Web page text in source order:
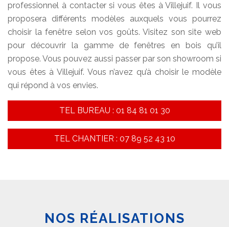
professionnel à contacter si vous êtes à Villejuif. Il vous
proposera différents modèles auxquels vous pourrez
choisir la fenêtre selon vos goûts. Visitez son site web
pour découvrir la gamme de fenêtres en bois qu’il
propose. Vous pouvez aussi passer par son showroom si
vous êtes à Villejuif. Vous n’avez qu’à choisir le modèle
qui répond à vos envies.
TEL BUREAU : 01 84 81 01 30
TEL CHANTIER : 07 89 52 43 10
NOS RÉALISATIONS